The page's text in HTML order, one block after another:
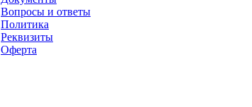
Вопросы и ответы
Политика
Реквизиты
Оферта